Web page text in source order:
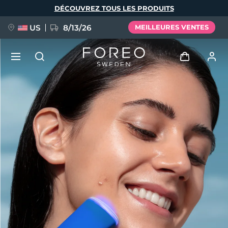
DÉCOUVREZ TOUS LES PRODUITS
US 8/13/26 MEILLEURES VENTES
Se connecter
Profil de l'utilisateur
Mes appareils
Mes commandes
Mes adresses
Mes abonnements
NOUVEAU
FAQ™ Pure Beauty-Tech Elixir
BREAKING NEWS
issa™ Teeth Whitening Set
Langue
English Deutsch
Español
Français
Português
Polski
Русский
Türkçe
简体中文 繁體中文